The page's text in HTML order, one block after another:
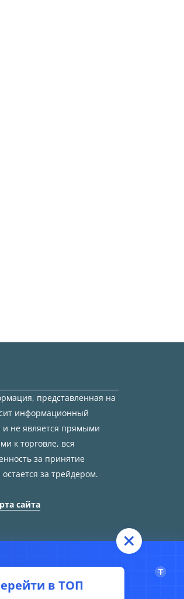
представленная на
информационный
и не является прямыми
к торговле, вся
за принятие
за трейдером.
сайта
в ТОП